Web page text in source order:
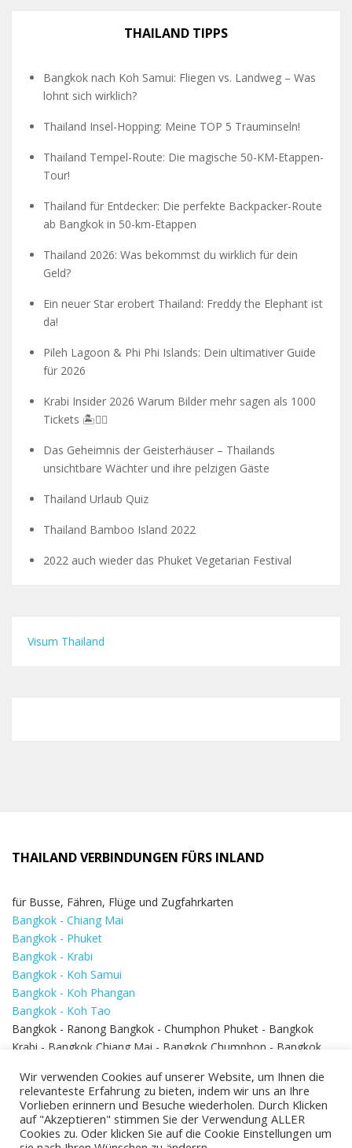
THAILAND TIPPS
Bangkok nach Koh Samui: Fliegen vs. Landweg – Was
lohnt sich wirklich?
Thailand Insel-Hopping: Meine TOP 5 Trauminseln!
Thailand Tempel-Route: Die magische 50-KM-Etappen-
Tour!
Thailand für Entdecker: Die perfekte Backpacker-Route
ab Bangkok in 50-km-Etappen
Thailand 2026: Was bekommst du wirklich für dein
Geld?
Ein neuer Star erobert Thailand: Freddy the Elephant ist
da!
Pileh Lagoon & Phi Phi Islands: Dein ultimativer Guide
für 2026
Krabi Insider 2026 Warum Bilder mehr sagen als 1000
Tickets 🏝️🧗‍♂️
Das Geheimnis der Geisterhäuser – Thailands
unsichtbare Wächter und ihre pelzigen Gäste
Thailand Urlaub Quiz
Thailand Bamboo Island 2022
2022 auch wieder das Phuket Vegetarian Festival
Visum Thailand
THAILAND VERBINDUNGEN FÜRS INLAND
für Busse, Fähren, Flüge und Zugfahrkarten
Bangkok - Chiang Mai
Bangkok - Phuket
Bangkok - Krabi
Bangkok - Koh Samui
Bangkok - Koh Phangan
Bangkok - Koh Tao
Bangkok - Ranong Bangkok - Chumphon Phuket - Bangkok
Krabi - Bangkok Chiang Mai - Bangkok Chumphon - Bangkok
Bangkok - Hua Hin
Wir verwenden Cookies auf unserer Website, um Ihnen die
relevanteste Erfahrung zu bieten, indem wir uns an Ihre
Vorlieben erinnern und Besuche wiederholen. Durch Klicken
auf "Akzeptieren" stimmen Sie der Verwendung ALLER
Cookies zu. Oder klicken Sie auf die Cookie Einstellungen um